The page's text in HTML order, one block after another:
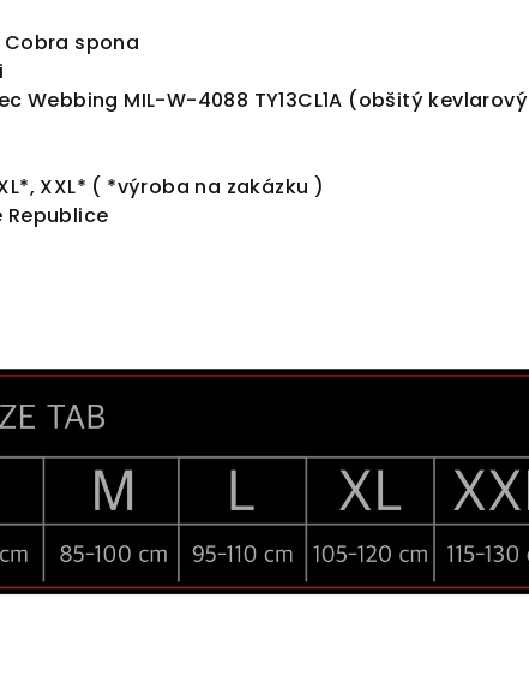
spona
Webbing MIL-W-4088 TY13CL1A (obšitý
XXL* ( *výroba na zakázku )
Republice